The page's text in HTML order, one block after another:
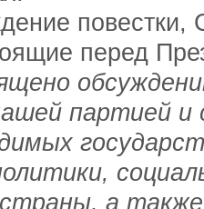
повестки,
перед
партией и
а